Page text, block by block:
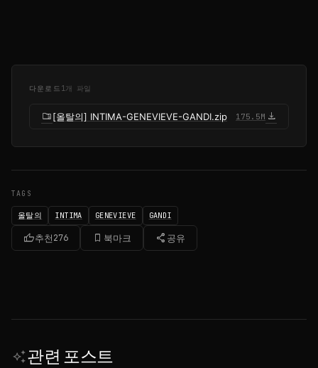
다운로드 1개 파일
folder_zip[올탈의] INTIMA-GENEVIEVE-GANDI.zip 175.5M download
TAGS
올탈의 INTIMA GENEVIEVE GANDI
thumb_up추천276 bookmark_border 북마크 share 공유
auto_awesome관련 포스트